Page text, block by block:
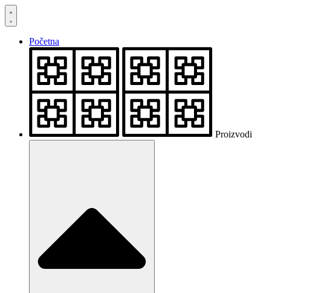
Skočite
na
Početna
Proizvodi